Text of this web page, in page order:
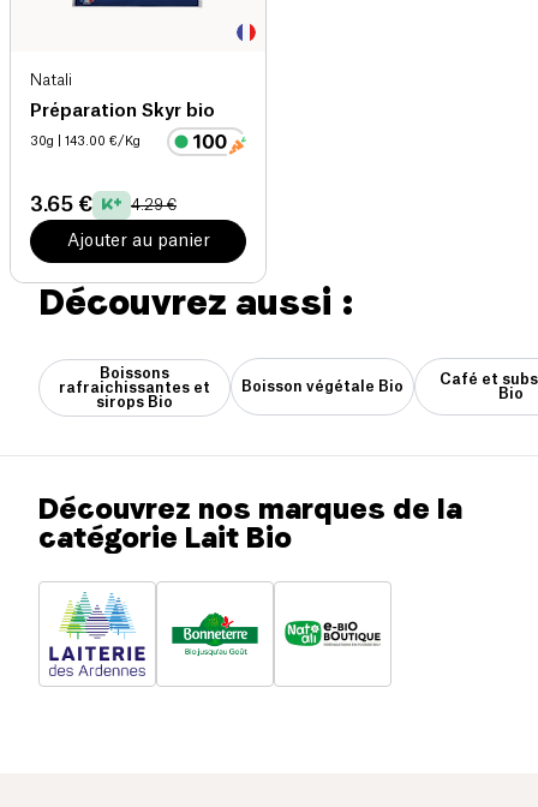
Natali
Préparation Skyr bio
30g | 143.00 €/Kg
3.65 € 4.29 €
Ajouter au panier
Découvrez aussi :
Boissons
rafraichissantes et
sirops Bio
Boisson végétale Bio
Café et
Bio
Découvrez nos marques de la
catégorie Lait Bio